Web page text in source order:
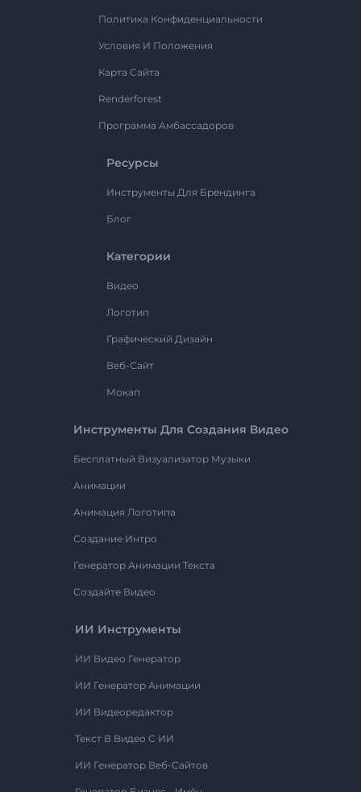
Политика Конфиденциальности
Условия И Положения
Карта Сайта
Renderforest
Программа Амбассадоров
Ресурсы
Инструменты Для Брендинга
Блог
Категории
Видео
Логотип
Графический Дизайн
Веб-Сайт
Мокап
Инструменты Для Создания Видео
Бесплатный Визуализатор Музыки
Анимации
Анимация Логотипа
Создание Интро
Генератор Анимации Текста
Создайте Видео
ИИ Инструменты
ИИ Видео Генератор
ИИ Генератор Анимации
ИИ Видеоредактор
Текст В Видео С ИИ
ИИ Генератор Веб-Сайтов